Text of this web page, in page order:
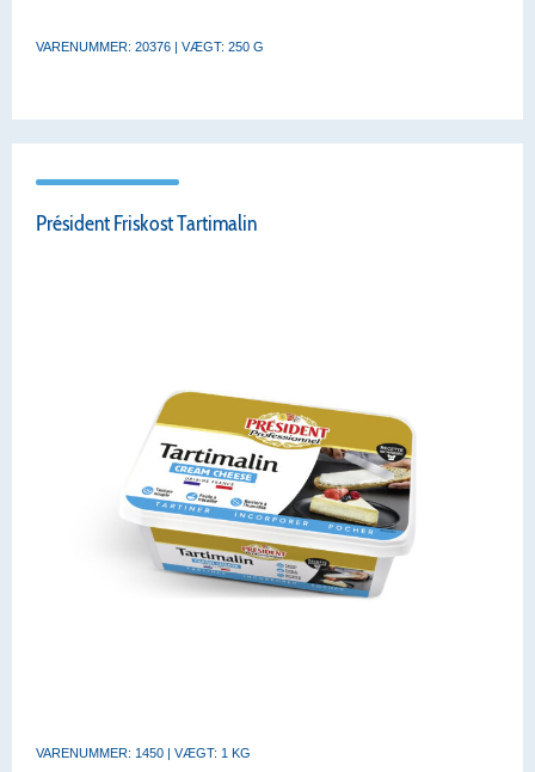
VARENUMMER: 20376 | VÆGT: 250 G
Président Friskost Tartimalin
VARENUMMER: 1450 | VÆGT: 1 KG